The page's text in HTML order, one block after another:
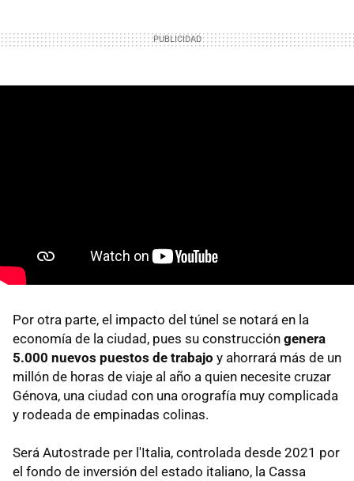
Por otra parte, el impacto del túnel se notará en la
economía de la ciudad, pues su construcción genera
5.000 nuevos puestos de trabajo y ahorrará más de un
millón de horas de viaje al año a quien necesite cruzar
Génova, una ciudad con una orografía muy complicada
y rodeada de empinadas colinas.
Será Autostrade per l'Italia, controlada desde 2021 por
el fondo de inversión del estado italiano, la Cassa